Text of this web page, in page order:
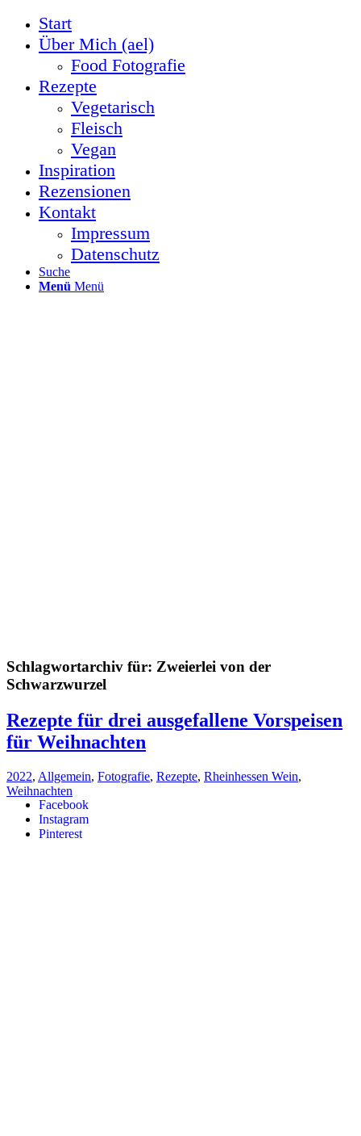
Start
Über Mich (ael)
Food Fotografie
Rezepte
Vegetarisch
Fleisch
Vegan
Inspiration
Rezensionen
Kontakt
Impressum
Datenschutz
Suche
Menü Menü
Facebook
Instagram
Pinterest
Schlagwortarchiv für: Zweierlei von der
Schwarzwurzel
Rezepte für drei ausgefallene Vorspeisen
für Weihnachten
2022, Allgemein, Fotografie, Rezepte, Rheinhessen Wein,
Weihnachten